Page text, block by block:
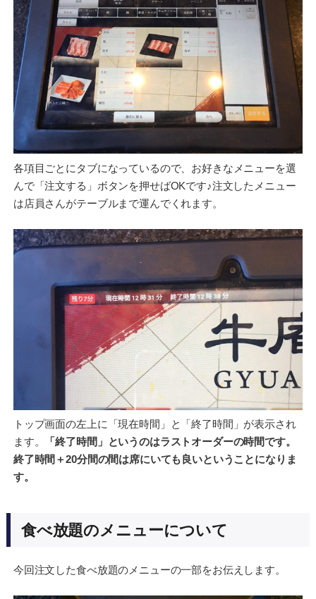
各項目ごとにタブになっているので、お好きなメニューを選
んで「注文する」ボタンを押せばOKです♪注文したメニュー
は店員さんがテーブルまで運んでくれます。
トップ画面の左上に「現在時間」と「終了時間」が表示され
ます。
「終了時間」というのはラストオーダーの時間です。
終了時間＋20分間の間は席にいても良いということになりま
す。
食べ放題のメニューについて
今回注文した食べ放題のメニューの一部をお伝えします。